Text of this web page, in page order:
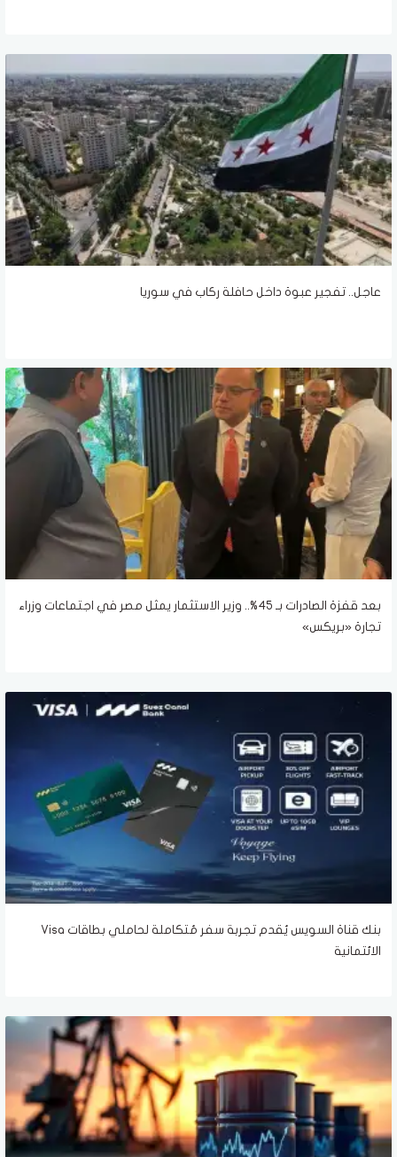
عاجل.. تفجير عبوة داخل حافلة ركاب في سوريا
بعد قفزة الصادرات بـ 45%.. وزير الاستثمار يمثل مصر في اجتماعات وزراء
تجارة «بريكس»
بنك قناة السويس يُقدم تجربة سفر مُتكاملة لحاملي بطاقات Visa
الائتمانية